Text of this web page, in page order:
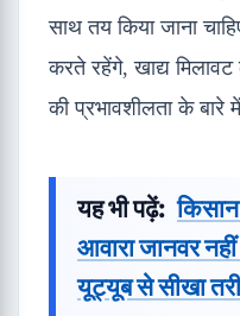
साथ तय किया जाना
करते रहेंगे, खाद्य
की प्रभावशीलता के बारे
यह भी पढ़ें:
आवारा जानवर
यूट्यूब से सीखा